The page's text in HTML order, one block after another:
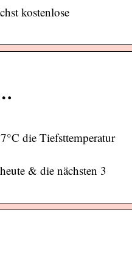
kostenlose
die Tiefsttemperatur
& die nächsten 3